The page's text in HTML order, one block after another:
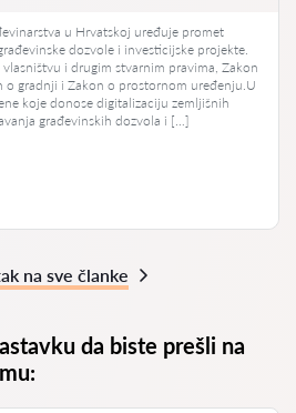
u Hrvatskoj uređuje promet
dozvole i investicijske projekte.
i drugim stvarnim pravima, Zakon
o gradnji i Zakon o prostornom uređenju.U
koje donose digitalizaciju zemljišnih
građevinskih dozvola i […]
na sve članke
da biste prešli na